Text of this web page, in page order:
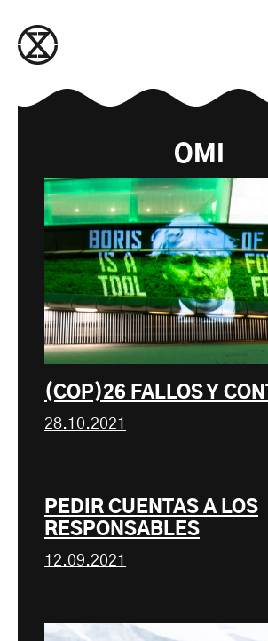
OMI
(COP)26 FALLOS Y
28.10.2021
PEDIR CUENTAS A LOS
RESPONSABLES
12.09.2021